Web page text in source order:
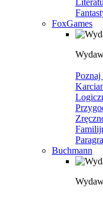
FoxGames
Buchmann